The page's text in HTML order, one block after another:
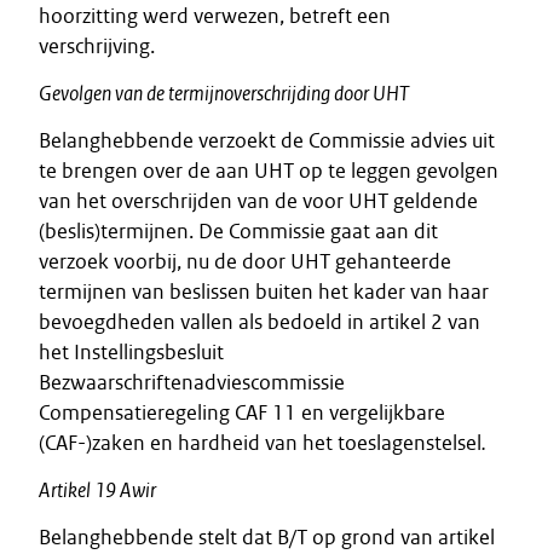
hoorzitting werd verwezen, betreft een
verschrijving.
Gevolgen van de termijnoverschrijding door UHT
Belanghebbende verzoekt de Commissie advies uit
te brengen over de aan UHT op te leggen gevolgen
van het overschrijden van de voor UHT geldende
(beslis)termijnen. De Commissie gaat aan dit
verzoek voorbij, nu de door UHT gehanteerde
termijnen van beslissen buiten het kader van haar
bevoegdheden vallen als bedoeld in artikel 2 van
het Instellingsbesluit
Bezwaarschriftenadviescommissie
Compensatieregeling CAF 11 en vergelijkbare
(CAF-)zaken en hardheid van het toeslagenstelsel .
Artikel 19 Awir
Belanghebbende stelt dat B/T op grond van artikel